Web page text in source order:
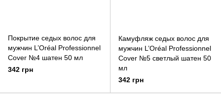
Покрытие седых волос для
мужчин L’Oréal Professionnel
Cover №4 шатен 50 мл
342 грн
Камуфляж седых волос для
мужчин L’Oréal Professionnel
Cover №5 светлый шатен 50
мл
342 грн